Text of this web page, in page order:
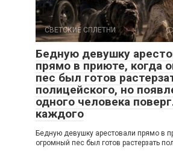
СВЕТСКИЕ СПЛЕТНИ
Бедную девушку
прямо в приюте, когда
пес был готов
полицейского, но
одного человека
каждого
Бедную девушку арестовали прямо в
огромный пес был готов растерзать